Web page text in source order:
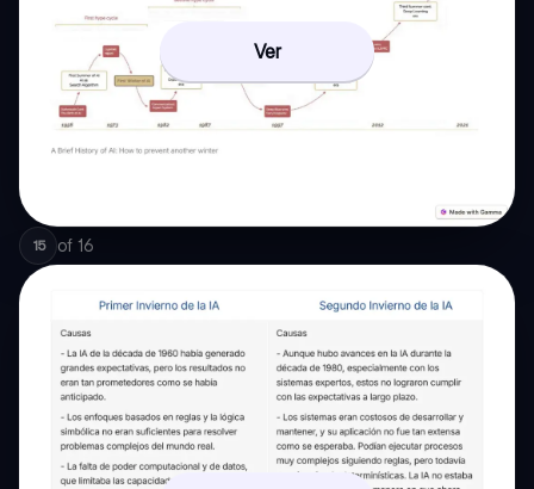
Ver
15 of 16